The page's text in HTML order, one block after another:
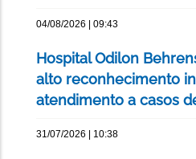
04/08/2026 | 09:43
Hospital Odilon
alto reconhecimento
atendimento a casos
31/07/2026 | 10:38